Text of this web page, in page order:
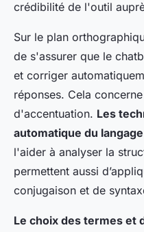
crédibilité de l'outil
Sur le plan
de s'assurer que le
et corriger
réponses. Cela
d'accentuation. Les
automatique du
l'aider à analyser la
permettent aussi
conjugaison et de
Le choix des termes et